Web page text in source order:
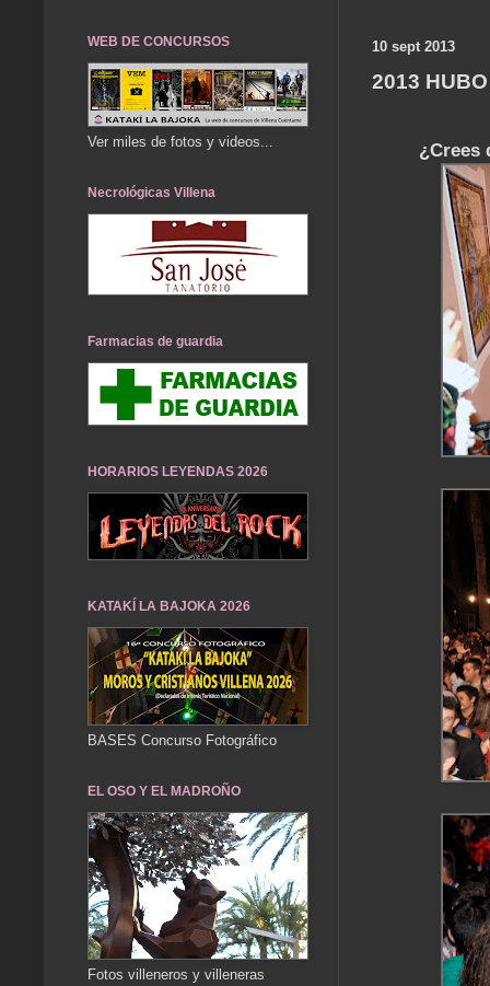
10 sept 2013
2013
¿Crees
WEB DE CONCURSOS
Ver miles de fotos y videos...
Necrológicas Villena
Farmacias de guardia
HORARIOS LEYENDAS 2026
KATAKÍ LA BAJOKA 2026
BASES Concurso Fotográfico
EL OSO Y EL MADROÑO
Fotos villeneros y villeneras